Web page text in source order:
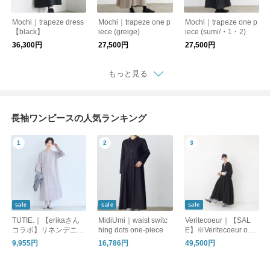
Mochi｜trapeze dress
【black】
36,300円
Mochi｜trapeze one p
iece (greige)
27,500円
Mochi｜trapeze one p
iece (sumi/・1・2)
27,500円
もっと見る
長袖ワンピースの人気ランキング
sale
TUTIE.｜【erikaさん
コラボ】リネンデニム
コートワンピース｜再
販売
9,955円
sale
MidiUmi｜waist switc
hing dots one-piece
16,786円
sale
Veritecoeur｜【SAL
E】※Veritecoeur onli
ne 限定※ 切替ギャザ
ーワンピース / NT-102
49,500円